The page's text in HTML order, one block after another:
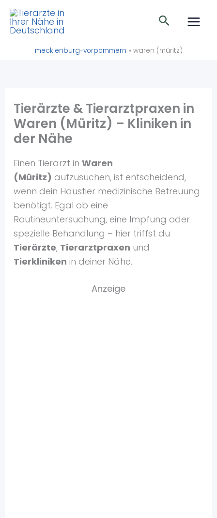
Zum
Inhalt
springen
Suchen
mecklenburg-vorpommern » waren (müritz)
Tierärzte & Tierarztpraxen in
Waren (Müritz) – Kliniken in
der Nähe
Einen Tierarzt in Waren
(Müritz) aufzusuchen, ist entscheidend,
wenn dein Haustier medizinische Betreuung
benötigt. Egal ob eine
Routineuntersuchung, eine Impfung oder
spezielle Behandlung – hier triffst du
Tierärzte, Tierarztpraxen und
Tierkliniken in deiner Nähe.
Anzeige